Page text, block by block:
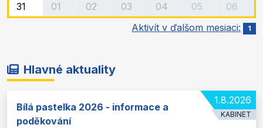
31
01 02 03 04 05
06
Aktivít v ďalšom mesiaci:
1
Hlavné aktuality
1.8.2026
KABINET
Bílá pastelka 2026 - informace a
poděkování